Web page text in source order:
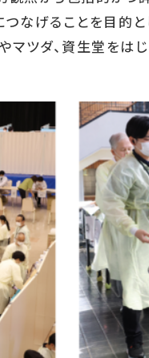
なげることを目的
マツダ、資生堂をは